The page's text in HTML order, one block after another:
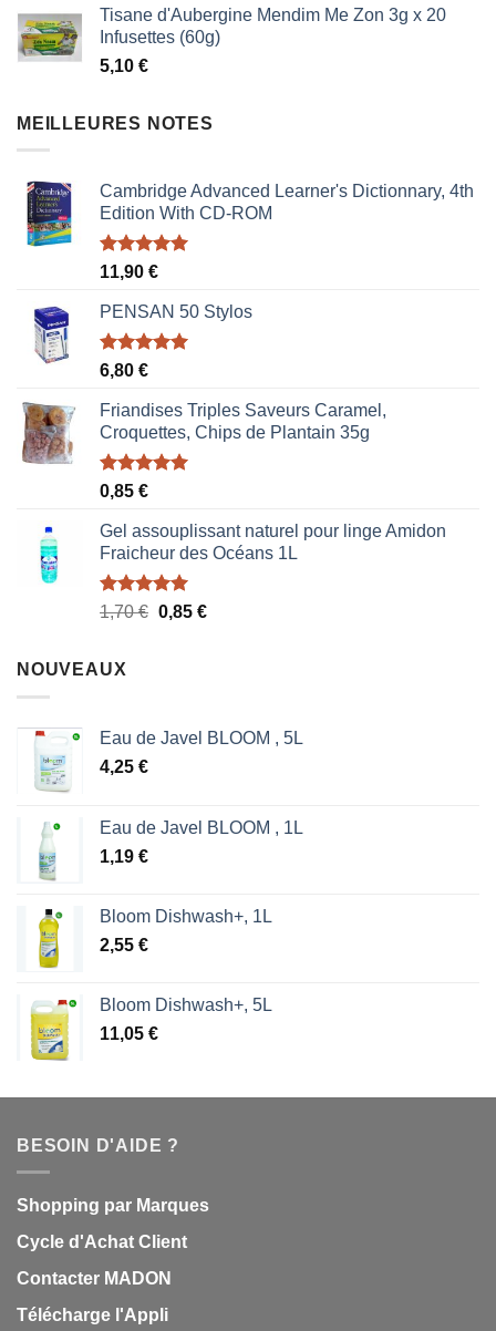
initial
était :
actuel
est :
Tisane d'Aubergine Mendim Me Zon 3g x 20
Infusettes (60g)
5,10 €
MEILLEURES NOTES
Cambridge Advanced Learner's Dictionnary, 4th
Edition With CD-ROM
Note5.00
11,90 €
PENSAN 50 Stylos
Note5.00
6,80 €
Friandises Triples Saveurs Caramel,
Croquettes, Chips de Plantain 35g
Note5.00
0,85 €
Gel assouplissant naturel pour linge Amidon
Fraicheur des Océans 1L
Note5.00
1,70€ Le
0,85 €Le
NOUVEAUX
Eau de Javel BLOOM , 5L
4,25 €
Eau de Javel BLOOM , 1L
1,19 €
Bloom Dishwash+, 1L
2,55 €
Bloom Dishwash+, 5L
11,05 €
BESOIN D'AIDE ?
Shopping par Marques
Cycle d'Achat Client
Contacter MADON
Télécharge l'Appli